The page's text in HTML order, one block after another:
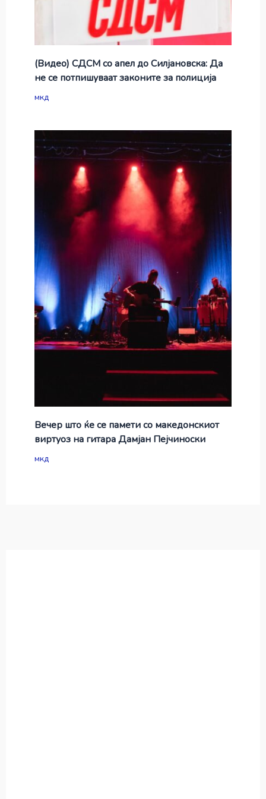
(Видео) СДСМ со апел до Силјановска: Да
не се потпишуваат законите за полиција
мкд
Вечер што ќе се памети со македонскиот
виртуоз на гитара Дамјан Пејчиноски
мкд